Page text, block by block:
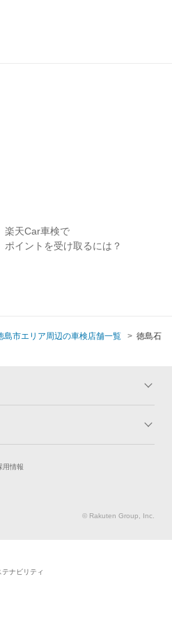
楽天Car車検で
ポイントを受け取るには？
島市エリア周辺の車検店舗一覧
徳島石
キャンペーン一覧
新車購入
自動車保険
用情報
© Rakuten Group, Inc.
テナビリティ